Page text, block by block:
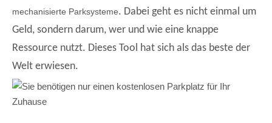
mechanisierte Parksysteme. Dabei geht es nicht einmal um
Geld, sondern darum, wer und wie eine knappe
Ressource nutzt. Dieses Tool hat sich als das beste der
Welt erwiesen.